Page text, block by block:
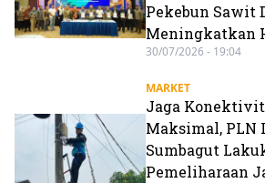
Pekebun Sawit
Meningkatkan
30/07/2026 - 19:04
MARKET
Jaga
Maksimal, PLN
Sumbagut
Pemeliharaan